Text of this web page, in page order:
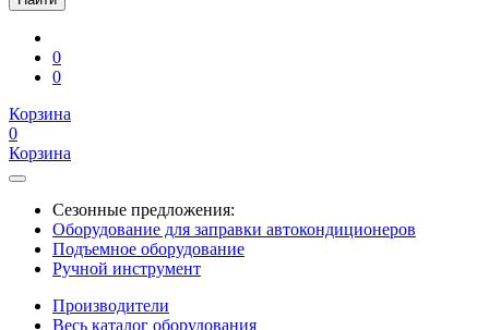
0
0
Корзина
0
Корзина
Сезонные предложения:
Оборудование для заправки автокондиционеров
Подъемное оборудование
Ручной инструмент
Производители
Весь каталог оборудования